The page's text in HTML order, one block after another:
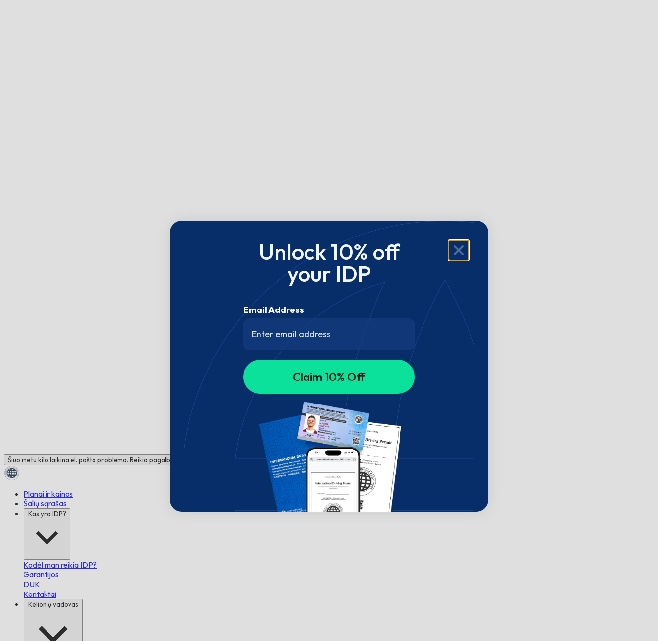
Šiuo metu kilo laikina el. pašto problema. Reikia pagalbos? Susisiekite su mumis pokalbių lange!
Planai ir kainos
Šalių sąrašas
Kas yra IDP?
Kodėl man reikia IDP?
Garantijos
DUK
Kontaktai
Kelionių vadovas
Unlock 10% off
your IDP
Email Address
Claim 10% Off